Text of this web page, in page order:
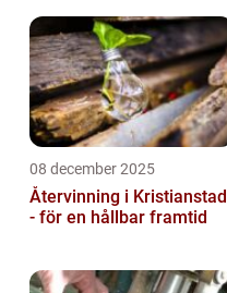
08 december 2025
Återvinning i Kristianstad
- för en hållbar framtid